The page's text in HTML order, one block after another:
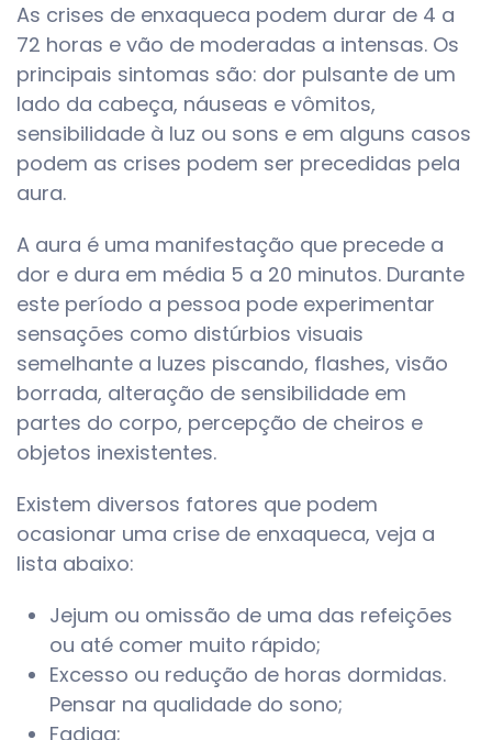
As crises de enxaqueca podem durar de 4 a
72 horas e vão de moderadas a intensas. Os
principais sintomas são: dor pulsante de um
lado da cabeça, náuseas e vômitos,
sensibilidade à luz ou sons e em alguns casos
podem as crises podem ser precedidas pela
aura.
A aura é uma manifestação que precede a
dor e dura em média 5 a 20 minutos. Durante
este período a pessoa pode experimentar
sensações como distúrbios visuais
semelhante a luzes piscando, flashes, visão
borrada, alteração de sensibilidade em
partes do corpo, percepção de cheiros e
objetos inexistentes.
Existem diversos fatores que podem
ocasionar uma crise de enxaqueca, veja a
lista abaixo:
Jejum ou omissão de uma das refeições
ou até comer muito rápido;
Excesso ou redução de horas dormidas.
Pensar na qualidade do sono;
Fadiga;